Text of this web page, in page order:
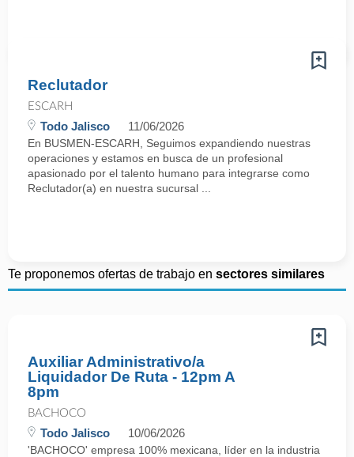
Reclutador
ESCARH
Todo Jalisco 11/06/2026
En BUSMEN-ESCARH, Seguimos expandiendo nuestras
operaciones y estamos en busca de un profesional
apasionado por el talento humano para integrarse como
Reclutador(a) en nuestra sucursal ...
Te proponemos ofertas de trabajo en sectores similares
Auxiliar Administrativo/a
Liquidador De Ruta - 12pm A
8pm
BACHOCO
Todo Jalisco 10/06/2026
'BACHOCO' empresa 100% mexicana, líder en la industria